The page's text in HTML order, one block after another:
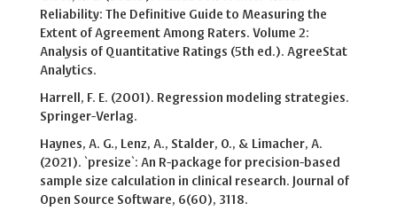
Reliability: The Definitive Guide to Measuring the
Extent of Agreement Among Raters. Volume 2:
Analysis of Quantitative Ratings (5th ed.). AgreeStat
Analytics.
Harrell, F. E. (2001). Regression modeling strategies.
Springer-Verlag.
Haynes, A. G., Lenz, A., Stalder, O., & Limacher, A.
(2021). `presize`: An R-package for precision-based
sample size calculation in clinical research. Journal of
Open Source Software, 6(60), 3118.